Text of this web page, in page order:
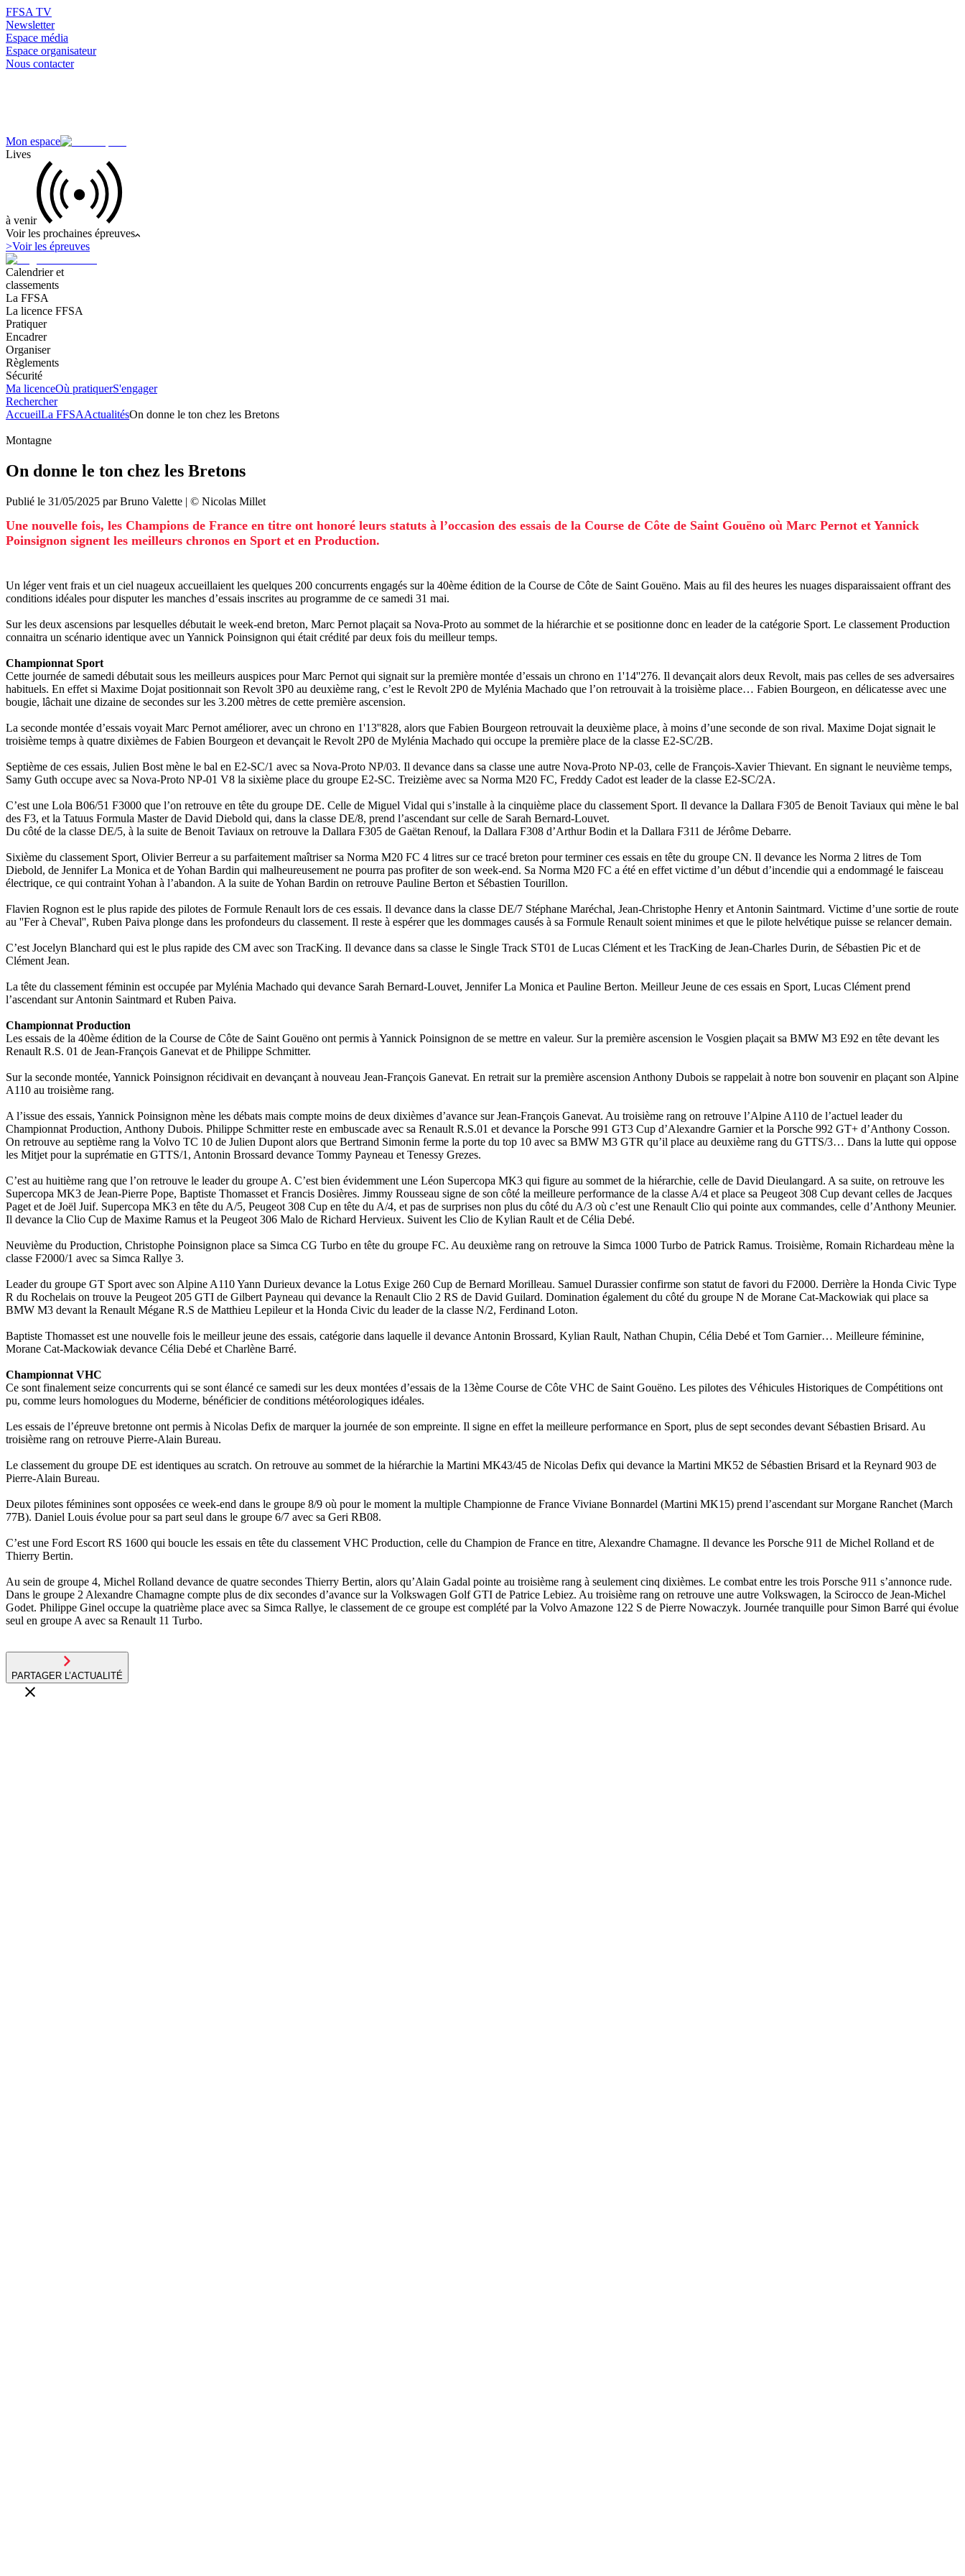
FFSA TV
Newsletter
Espace média
Espace organisateur
Nous contacter
Mon espace
Lives
à venir
Voir les prochaines épreuves
>Voir les épreuves
Calendrier et
classements
La FFSA
La licence FFSA
Pratiquer
Encadrer
Organiser
Règlements
Sécurité
Ma licenceOù pratiquerS'engager
Rechercher
AccueilLa FFSAActualitésOn donne le ton chez les Bretons
Montagne
On donne le ton chez les Bretons
Publié le 31/05/2025 parBruno Valette | © Nicolas Millet
Une nouvelle fois, les Champions de France en titre ont honoré leurs statuts à l’occasion des essais de la Course de Côte de Saint Gouëno où Marc Pernot et Yannick
Poinsignon signent les meilleurs chronos en Sport et en Production.
Un léger vent frais et un ciel nuageux accueillaient les quelques 200 concurrents engagés sur la 40ème édition de la Course de Côte de Saint Gouëno. Mais au fil des heures les nuages disparaissaient offrant des
conditions idéales pour disputer les manches d’essais inscrites au programme de ce samedi 31 mai.
Sur les deux ascensions par lesquelles débutait le week-end breton, Marc Pernot plaçait sa Nova-Proto au sommet de la hiérarchie et se positionne donc en leader de la catégorie Sport. Le classement Production
connaitra un scénario identique avec un Yannick Poinsignon qui était crédité par deux fois du meilleur temps.
Championnat Sport
Cette journée de samedi débutait sous les meilleurs auspices pour Marc Pernot qui signait sur la première montée d’essais un chrono en 1'14''276. Il devançait alors deux Revolt, mais pas celles de ses adversaires
habituels. En effet si Maxime Dojat positionnait son Revolt 3P0 au deuxième rang, c’est le Revolt 2P0 de Mylénia Machado que l’on retrouvait à la troisième place… Fabien Bourgeon, en délicatesse avec une
bougie, lâchait une dizaine de secondes sur les 3.200 mètres de cette première ascension.
La seconde montée d’essais voyait Marc Pernot améliorer, avec un chrono en 1'13''828, alors que Fabien Bourgeon retrouvait la deuxième place, à moins d’une seconde de son rival. Maxime Dojat signait le
troisième temps à quatre dixièmes de Fabien Bourgeon et devançait le Revolt 2P0 de Mylénia Machado qui occupe la première place de la classe E2-SC/2B.
Septième de ces essais, Julien Bost mène le bal en E2-SC/1 avec sa Nova-Proto NP/03. Il devance dans sa classe une autre Nova-Proto NP-03, celle de François-Xavier Thievant. En signant le neuvième temps,
Samy Guth occupe avec sa Nova-Proto NP-01 V8 la sixième place du groupe E2-SC. Treizième avec sa Norma M20 FC, Freddy Cadot est leader de la classe E2-SC/2A.
C’est une Lola B06/51 F3000 que l’on retrouve en tête du groupe DE. Celle de Miguel Vidal qui s’installe à la cinquième place du classement Sport. Il devance la Dallara F305 de Benoit Taviaux qui mène le bal
des F3, et la Tatuus Formula Master de David Diebold qui, dans la classe DE/8, prend l’ascendant sur celle de Sarah Bernard-Louvet.
Du côté de la classe DE/5, à la suite de Benoit Taviaux on retrouve la Dallara F305 de Gaëtan Renouf, la Dallara F308 d’Arthur Bodin et la Dallara F311 de Jérôme Debarre.
Sixième du classement Sport, Olivier Berreur a su parfaitement maîtriser sa Norma M20 FC 4 litres sur ce tracé breton pour terminer ces essais en tête du groupe CN. Il devance les Norma 2 litres de Tom
Diebold, de Jennifer La Monica et de Yohan Bardin qui malheureusement ne pourra pas profiter de son week-end. Sa Norma M20 FC a été en effet victime d’un début d’incendie qui a endommagé le faisceau
électrique, ce qui contraint Yohan à l’abandon. A la suite de Yohan Bardin on retrouve Pauline Berton et Sébastien Tourillon.
Flavien Rognon est le plus rapide des pilotes de Formule Renault lors de ces essais. Il devance dans la classe DE/7 Stéphane Maréchal, Jean-Christophe Henry et Antonin Saintmard. Victime d’une sortie de route
au ''Fer à Cheval'', Ruben Paiva plonge dans les profondeurs du classement. Il reste à espérer que les dommages causés à sa Formule Renault soient minimes et que le pilote helvétique puisse se relancer demain.
C’est Jocelyn Blanchard qui est le plus rapide des CM avec son TracKing. Il devance dans sa classe le Single Track ST01 de Lucas Clément et les TracKing de Jean-Charles Durin, de Sébastien Pic et de
Clément Jean.
La tête du classement féminin est occupée par Mylénia Machado qui devance Sarah Bernard-Louvet, Jennifer La Monica et Pauline Berton. Meilleur Jeune de ces essais en Sport, Lucas Clément prend
l’ascendant sur Antonin Saintmard et Ruben Paiva.
Championnat Production
Les essais de la 40ème édition de la Course de Côte de Saint Gouëno ont permis à Yannick Poinsignon de se mettre en valeur. Sur la première ascension le Vosgien plaçait sa BMW M3 E92 en tête devant les
Renault R.S. 01 de Jean-François Ganevat et de Philippe Schmitter.
Sur la seconde montée, Yannick Poinsignon récidivait en devançant à nouveau Jean-François Ganevat. En retrait sur la première ascension Anthony Dubois se rappelait à notre bon souvenir en plaçant son Alpine
A110 au troisième rang.
A l’issue des essais, Yannick Poinsignon mène les débats mais compte moins de deux dixièmes d’avance sur Jean-François Ganevat. Au troisième rang on retrouve l’Alpine A110 de l’actuel leader du
Championnat Production, Anthony Dubois. Philippe Schmitter reste en embuscade avec sa Renault R.S.01 et devance la Porsche 991 GT3 Cup d’Alexandre Garnier et la Porsche 992 GT+ d’Anthony Cosson.
On retrouve au septième rang la Volvo TC 10 de Julien Dupont alors que Bertrand Simonin ferme la porte du top 10 avec sa BMW M3 GTR qu’il place au deuxième rang du GTTS/3… Dans la lutte qui oppose
les Mitjet pour la suprématie en GTTS/1, Antonin Brossard devance Tommy Payneau et Tenessy Grezes.
C’est au huitième rang que l’on retrouve le leader du groupe A. C’est bien évidemment une Léon Supercopa MK3 qui figure au sommet de la hiérarchie, celle de David Dieulangard. A sa suite, on retrouve les
Supercopa MK3 de Jean-Pierre Pope, Baptiste Thomasset et Francis Dosières. Jimmy Rousseau signe de son côté la meilleure performance de la classe A/4 et place sa Peugeot 308 Cup devant celles de Jacques
Paget et de Joël Juif. Supercopa MK3 en tête du A/5, Peugeot 308 Cup en tête du A/4, et pas de surprises non plus du côté du A/3 où c’est une Renault Clio qui pointe aux commandes, celle d’Anthony Meunier.
Il devance la Clio Cup de Maxime Ramus et la Peugeot 306 Malo de Richard Hervieux. Suivent les Clio de Kylian Rault et de Célia Debé.
Neuvième du Production, Christophe Poinsignon place sa Simca CG Turbo en tête du groupe FC. Au deuxième rang on retrouve la Simca 1000 Turbo de Patrick Ramus. Troisième, Romain Richardeau mène la
classe F2000/1 avec sa Simca Rallye 3.
Leader du groupe GT Sport avec son Alpine A110 Yann Durieux devance la Lotus Exige 260 Cup de Bernard Morilleau. Samuel Durassier confirme son statut de favori du F2000. Derrière la Honda Civic Type
R du Rochelais on trouve la Peugeot 205 GTI de Gilbert Payneau qui devance la Renault Clio 2 RS de David Guilard. Domination également du côté du groupe N de Morane Cat-Mackowiak qui place sa
BMW M3 devant la Renault Mégane R.S de Matthieu Lepileur et la Honda Civic du leader de la classe N/2, Ferdinand Loton.
Baptiste Thomasset est une nouvelle fois le meilleur jeune des essais, catégorie dans laquelle il devance Antonin Brossard, Kylian Rault, Nathan Chupin, Célia Debé et Tom Garnier… Meilleure féminine,
Morane Cat-Mackowiak devance Célia Debé et Charlène Barré.
Championnat VHC
Ce sont finalement seize concurrents qui se sont élancé ce samedi sur les deux montées d’essais de la 13ème Course de Côte VHC de Saint Gouëno. Les pilotes des Véhicules Historiques de Compétitions ont
pu, comme leurs homologues du Moderne, bénéficier de conditions météorologiques idéales.
Les essais de l’épreuve bretonne ont permis à Nicolas Defix de marquer la journée de son empreinte. Il signe en effet la meilleure performance en Sport, plus de sept secondes devant Sébastien Brisard. Au
troisième rang on retrouve Pierre-Alain Bureau.
Le classement du groupe DE est identiques au scratch. On retrouve au sommet de la hiérarchie la Martini MK43/45 de Nicolas Defix qui devance la Martini MK52 de Sébastien Brisard et la Reynard 903 de
Pierre-Alain Bureau.
Deux pilotes féminines sont opposées ce week-end dans le groupe 8/9 où pour le moment la multiple Championne de France Viviane Bonnardel (Martini MK15) prend l’ascendant sur Morgane Ranchet (March
77B). Daniel Louis évolue pour sa part seul dans le groupe 6/7 avec sa Geri RB08.
C’est une Ford Escort RS 1600 qui boucle les essais en tête du classement VHC Production, celle du Champion de France en titre, Alexandre Chamagne. Il devance les Porsche 911 de Michel Rolland et de
Thierry Bertin.
Au sein de groupe 4, Michel Rolland devance de quatre secondes Thierry Bertin, alors qu’Alain Gadal pointe au troisième rang à seulement cinq dixièmes. Le combat entre les trois Porsche 911 s’annonce rude.
Dans le groupe 2 Alexandre Chamagne compte plus de dix secondes d’avance sur la Volkswagen Golf GTI de Patrice Lebiez. Au troisième rang on retrouve une autre Volkswagen, la Scirocco de Jean-Michel
Godet. Philippe Ginel occupe la quatrième place avec sa Simca Rallye, le classement de ce groupe est complété par la Volvo Amazone 122 S de Pierre Nowaczyk. Journée tranquille pour Simon Barré qui évolue
seul en groupe A avec sa Renault 11 Turbo.
PARTAGER L’ACTUALITÉ